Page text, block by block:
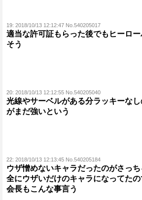
19: 2018/10/13 12:12:47 No.540205017
適当な許可証もらった後でもヒーロ
そう
20: 2018/10/13 12:12:55 No.540205040
光線やサーベルがある分ラッキーな
がまだ強いという
22: 2018/10/13 12:13:45 No.540205184
ウザ憎めないキャラだったのがさっ
全にウザいだけのキャラになってたの
会長もこんな事言う